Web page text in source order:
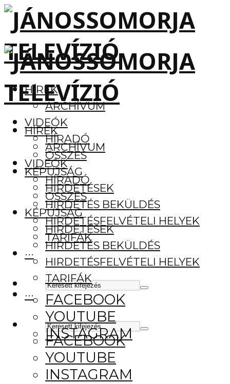
HÍREK
ARCHÍVUM
VIDEÓK
HÍRADÓ
ÖSSZES
KÉPÚJSÁG
HIRDETÉSEK
HIRDETÉS BEKÜLDÉS
HIRDETÉSFELVÉTELI HELYEK
TARIFÁK
···
FACEBOOK
YOUTUBE
INSTAGRAM
HÍREK
ARCHÍVUM
VIDEÓK
HÍRADÓ
ÖSSZES
KÉPÚJSÁG
HIRDETÉSEK
HIRDETÉS BEKÜLDÉS
HIRDETÉSFELVÉTELI HELYEK
TARIFÁK
···
FACEBOOK
YOUTUBE
INSTAGRAM